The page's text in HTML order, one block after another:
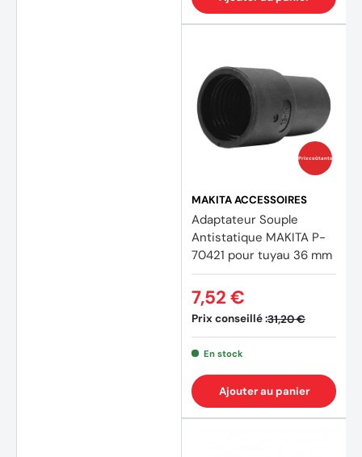
Prix coûtants
MAKITA ACCESSOIRES
Adaptateur Souple
Antistatique MAKITA P-
70421 pour tuyau 36 mm
Prix conseillé :31,20 €
7,52 €
En stock
Ajouter au panier